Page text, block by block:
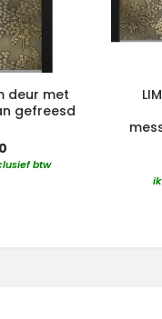
deur met
gefreesd
btw